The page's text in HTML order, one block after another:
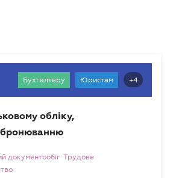
Бухгалтеру Юристам +4
обліку,
бронюванню
документообіг Трудове